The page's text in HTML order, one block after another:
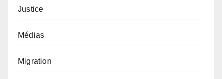
Justice
Médias
Migration